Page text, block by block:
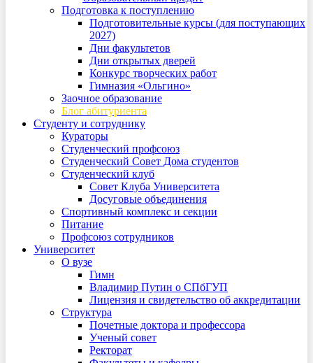
Подготовка к поступлению
Подготовительные курсы (для поступающих
2027)
Дни факультетов
Дни открытых дверей
Конкурс творческих работ
Гимназия «Ольгино»
Заочное образование
Блог абитуриента
Студенту и сотруднику
Кураторы
Студенческий профсоюз
Студенческий Совет Дома студентов
Студенческий клуб
Совет Клуба Университета
Досуговые объединения
Спортивный комплекс и секции
Питание
Профсоюз сотрудников
Университет
О вузе
Гимн
Владимир Путин о СПбГУП
Лицензия и свидетельство об аккредитации
Структура
Почетные доктора и профессора
Ученый совет
Ректорат